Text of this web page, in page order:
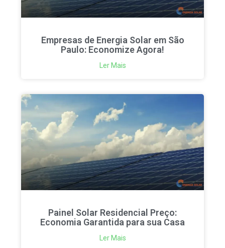
Empresas de Energia Solar em São
Paulo: Economize Agora!
Ler Mais
Painel Solar Residencial Preço:
Economia Garantida para sua Casa
Ler Mais